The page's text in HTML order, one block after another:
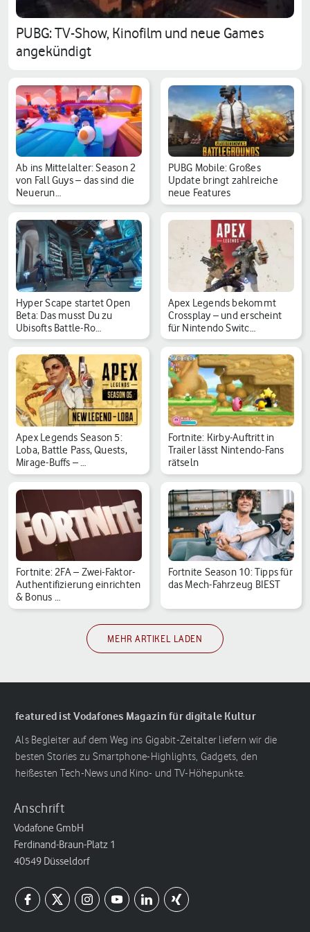
PUBG: TV-Show, Kinofilm und neue Games
angekündigt
Ab ins Mittelalter: Season 2
von Fall Guys – das sind die
Neuerun…
PUBG Mobile: Großes
Update bringt zahlreiche
neue Features
Hyper Scape startet Open
Beta: Das musst Du zu
Ubisofts Battle-Ro…
Apex Legends bekommt
Crossplay – und erscheint
für Nintendo Switc…
Apex Legends Season 5:
Loba, Battle Pass, Quests,
Mirage-Buffs – …
Fortnite: Kirby-Auftritt in
Trailer lässt Nintendo-Fans
rätseln
Fortnite: 2FA – Zwei-Faktor-
Authentifizierung einrichten
& Bonus …
Fortnite Season 10: Tipps für
das Mech-Fahrzeug BIEST
MEHR ARTIKEL LADEN
featured ist Vodafones Magazin für digitale Kultur
Als Begleiter auf dem Weg ins Gigabit-Zeitalter liefern wir die
besten Stories zu Smartphone-Highlights, Gadgets, den
heißesten Tech-News und Kino- und TV-Höhepunkte.
Anschrift
Vodafone GmbH
Ferdinand-Braun-Platz 1
40549 Düsseldorf